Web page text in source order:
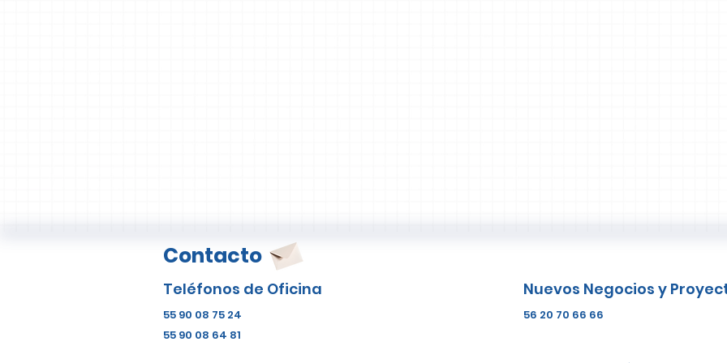
Contacto
Teléfonos de Oficina
55 90 08 75 24
55 90 08 64 81
Nuevos Negocios y
56 20 70 66 66